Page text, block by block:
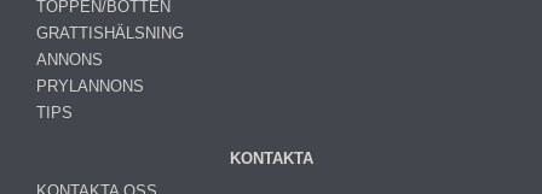
TOPPEN/BOTTEN
GRATTISHÄLSNING
ANNONS
PRYLANNONS
TIPS
KONTAKTA
KONTAKTA OSS